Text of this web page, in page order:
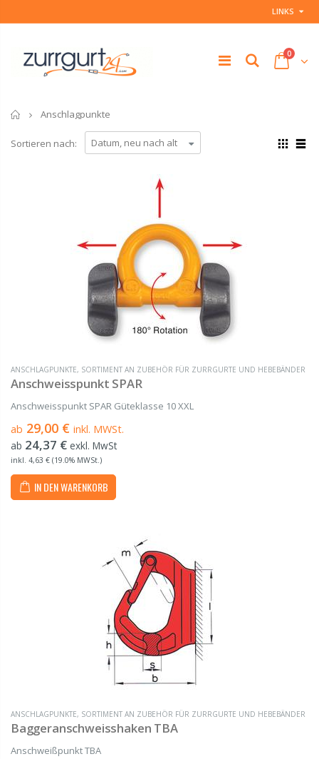
LINKS
0
Startseite
Anschlagpunkte
Sortieren nach:
ANSCHLAGPUNKTE, SORTIMENT AN ZUBEHÖR FÜR ZURRGURTE UND HEBEBÄNDER
Anschweisspunkt SPAR
Anschweisspunkt SPAR Güteklasse 10 XXL
ab 29,00 € inkl. MWSt.
ab 24,37 € exkl. MwSt
inkl. 4,63 € (19.0% MWSt.)
IN DEN WARENKORB
ANSCHLAGPUNKTE, SORTIMENT AN ZUBEHÖR FÜR ZURRGURTE UND HEBEBÄNDER
Baggeranschweisshaken TBA
Anschweißpunkt TBA